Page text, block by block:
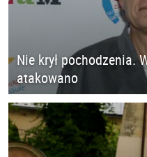
Nie krył pochodzenia.
atakowano